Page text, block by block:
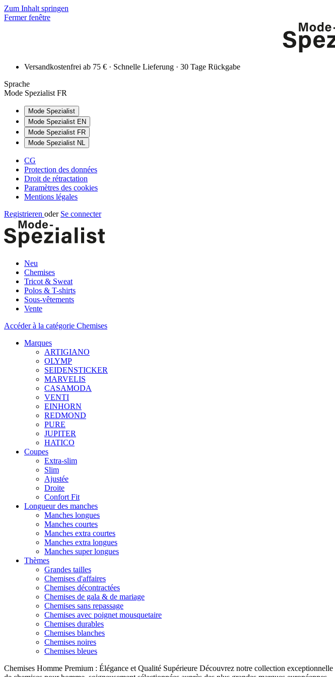
Zum Inhalt springen
Fermer fenêtre
Versandkostenfrei ab 75 € · Schnelle Lieferung · 30 Tage Rückgabe
Sprache
Mode Spezialist FR
Mode Spezialist
Mode Spezialist EN
Mode Spezialist FR
Mode Spezialist NL
CG
Protection des données
Droit de rétractation
Paramètres des cookies
Mentions légales
Registrieren oder Se connecter
Neu
Chemises
Tricot & Sweat
Polos & T-shirts
Sous-vêtements
Vente
Accéder à la catégorie Chemises
Marques
ARTIGIANO
OLYMP
SEIDENSTICKER
MARVELIS
CASAMODA
VENTI
EINHORN
REDMOND
PURE
JUPITER
HATICO
Coupes
Extra-slim
Slim
Ajustée
Droite
Confort Fit
Longueur des manches
Manches longues
Manches courtes
Manches extra courtes
Manches extra longues
Manches super longues
Thèmes
Grandes tailles
Chemises d'affaires
Chemises décontractées
Chemises de gala & de mariage
Chemises sans repassage
Chemises avec poignet mousquetaire
Chemises durables
Chemises blanches
Chemises noires
Chemises bleues
Chemises Homme Premium : Élégance et Qualité Supérieure Découvrez notre collection exceptionnelle